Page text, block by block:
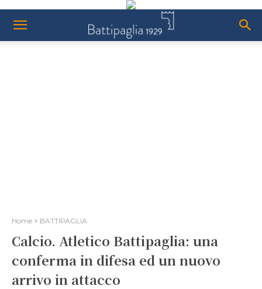
Home BATTIPAGLIA
Calcio. Atletico Battipaglia: una
conferma in difesa ed un nuovo
arrivo in attacco